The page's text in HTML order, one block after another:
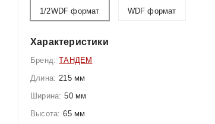
1/2WDF формат WDF формат
Характеристики
Бренд: ТАНДЕМ
Длина: 215 мм
Ширина: 50 мм
Высота: 65 мм